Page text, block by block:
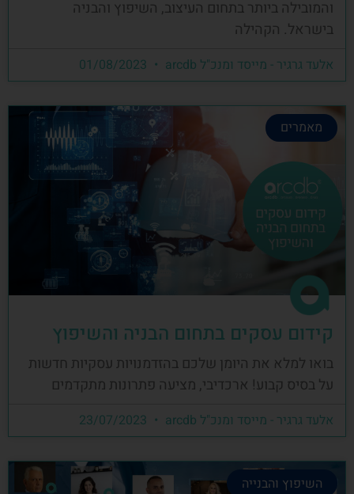
והמובילה ביותר בתחום העיצוב, השיפוץ והבניה
בישראל. הקהילה
אלעד גרגיר - מייסד ומנכ"ל arcdb
מאמרים
קידום עסקים בתחום הבניה והשיפוץ
בואו למלא את היומן שלכם בהזדמנויות עסקיות חדשות
על בסיס קבוע! ארכדיבי, מציעה פתרונות מתקדמים
אלעד גרגיר - מייסד ומנכ"ל arcdb
השיפוץ והבנייה